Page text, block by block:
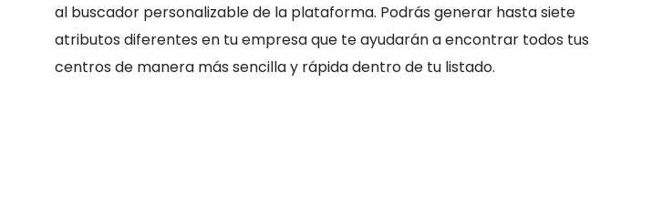
al buscador personalizable de la plataforma. Podrás generar hasta siete
atributos diferentes en tu empresa que te ayudarán a encontrar todos tus
centros de manera más sencilla y rápida dentro de tu listado.